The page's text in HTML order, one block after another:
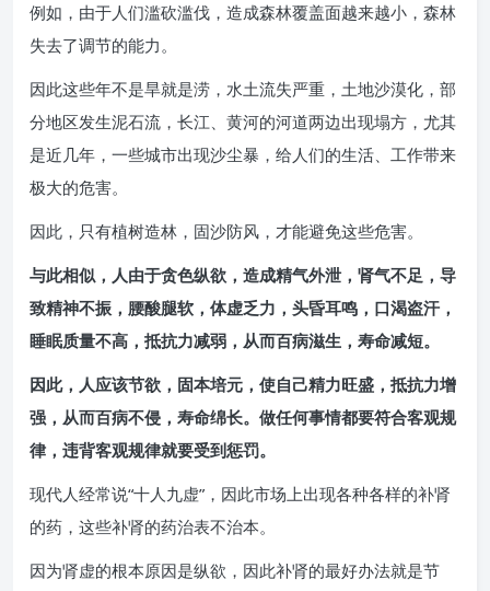
例如，由于人们滥砍滥伐，造成森林覆盖面越来越小，森林
失去了调节的能力。
因此这些年不是旱就是涝，水土流失严重，土地沙漠化，部
分地区发生泥石流，长江、黄河的河道两边出现塌方，尤其
是近几年，一些城市出现沙尘暴，给人们的生活、工作带来
极大的危害。
因此，只有植树造林，固沙防风，才能避免这些危害。
与此相似，人由于贪色纵欲，造成精气外泄，肾气不足，导
致精神不振，腰酸腿软，体虚乏力，头昏耳鸣，口渴盗汗，
睡眠质量不高，抵抗力减弱，从而百病滋生，寿命减短。
因此，人应该节欲，固本培元，使自己精力旺盛，抵抗力增
强，从而百病不侵，寿命绵长。 做任何事情都要符合客观规
律，违背客观规律就要受到惩罚。
现代人经常说“十人九虚”，因此市场上出现各种各样的补肾
的药，这些补肾的药治表不治本。
因为肾虚的根本原因是纵欲，因此补肾的最好办法就是节